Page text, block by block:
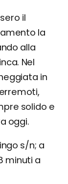
il
la
alla
Nel
in
solido e
oggi.
s/n; a
minuti a